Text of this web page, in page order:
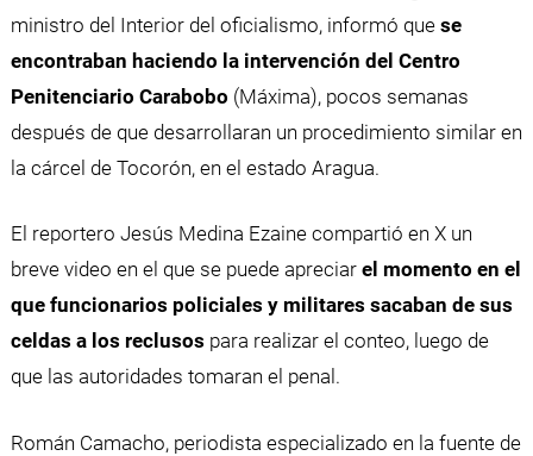
ministro del Interior del oficialismo, informó que se
encontraban haciendo la intervención del Centro
Penitenciario Carabobo (Máxima), pocos semanas
después de que desarrollaran un procedimiento similar en
la cárcel de Tocorón, en el estado Aragua.
El reportero Jesús Medina Ezaine compartió en X un
breve video en el que se puede apreciar el momento en el
que funcionarios policiales y militares sacaban de sus
celdas a los reclusos para realizar el conteo, luego de
que las autoridades tomaran el penal.
Román Camacho, periodista especializado en la fuente de